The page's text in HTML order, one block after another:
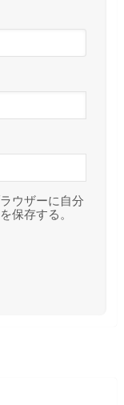
ウザーに自分
保存する。